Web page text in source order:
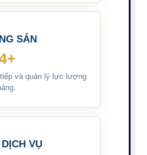
SẢN
và quản lý lực lượng
VỤ